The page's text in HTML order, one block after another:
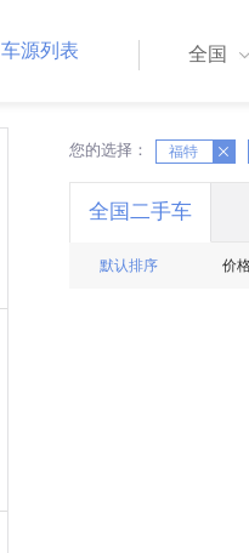
车源列表 全国
您的选择： 福特
X X
全国二手车
默认排序 价